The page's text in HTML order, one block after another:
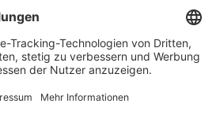
unseren Newsletter
Jetzt anmelden